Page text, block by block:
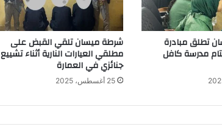
تطلق مبادرة
مدرسة كافل
شرطة ميسان تلقي القبض على
مطلقي العيارات النارية أثناء تشييع
جنائزي في العمارة
25 أغسطس، 2025